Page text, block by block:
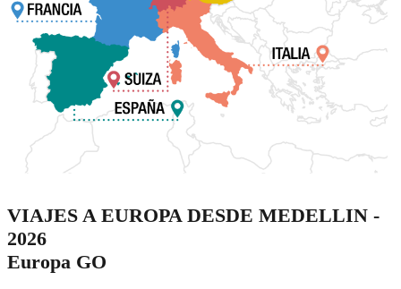
VIAJES A EUROPA DESDE MEDELLIN -
2026
Europa GO